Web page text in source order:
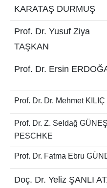
KARATAŞ DURMUŞ
Prof. Dr. Yusuf Ziya
TAŞKAN
Prof. Dr. Ersin
Prof. Dr. Dr. Mehmet KILIÇ
Prof. Dr. Z. Seldağ GÜNEŞ
PESCHKE
Prof. Dr. Fatma Ebru
Doç. Dr. Yeliz ŞANLI